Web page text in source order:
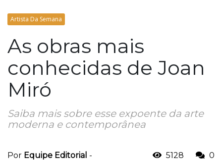
Artista Da Semana
As obras mais
conhecidas de Joan
Miró
Saiba mais sobre esse expoente da arte
moderna e contemporânea
Por Equipe Editorial -
5128 0